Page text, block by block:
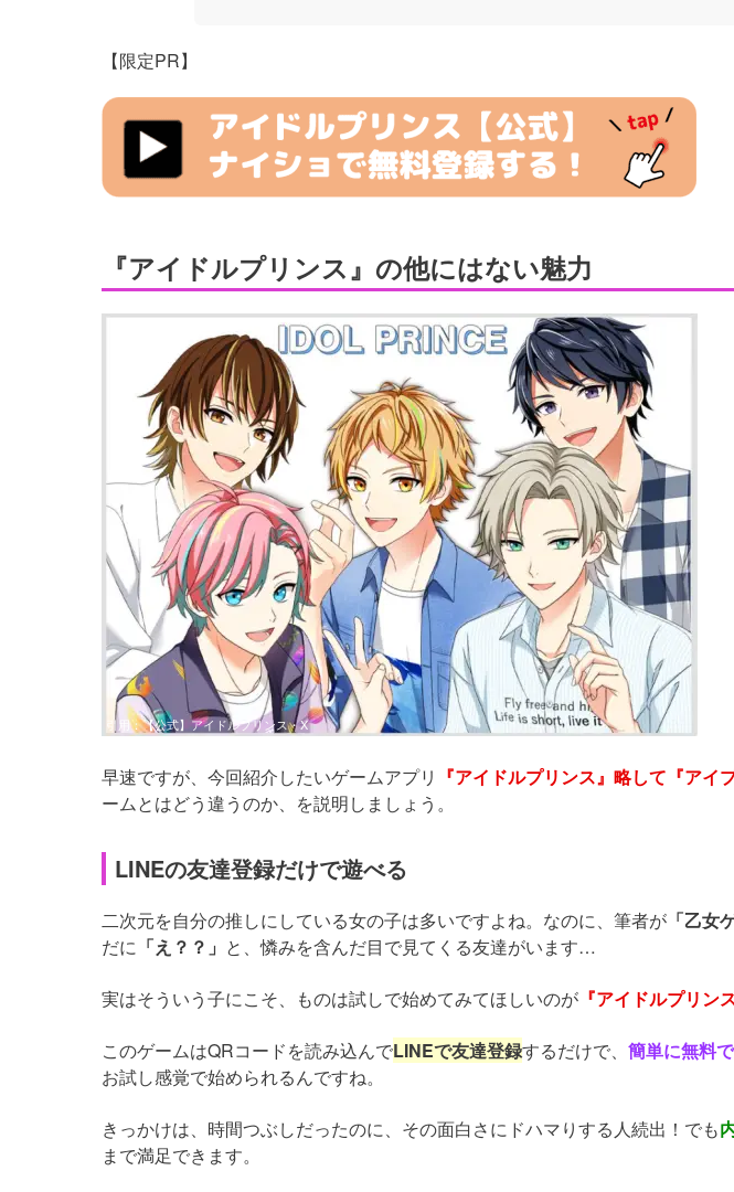
【限定PR】
https://fam-
ad.com/ad/p/r?
_site=76044&_article=33123
『アイドルプリンス』の他にはない魅力
引用：【公式】アイドルプリンス・X
早速ですが、今回紹介したいゲームアプリ 『アイドルプリンス』略して『アイ
ームとはどう違うのか、を説明しましょう。
LINEの友達登録だけで遊べる
二次元を自分の推しにしている女の子は多いですよね。なのに、筆者が 「乙女
だに 「え？？」 と、憐みを含んだ目で見てくる友達がいます…
実はそういう子にこそ、ものは試しで始めてみてほしいのが 『アイドルプリン
このゲームはQRコードを読み込んでLINEで友達登録するだけで、 簡単に無料
お試し感覚で始められるんですね。
きっかけは、時間つぶしだったのに、その面白さにドハマりする人続出！でも
まで満足できます。